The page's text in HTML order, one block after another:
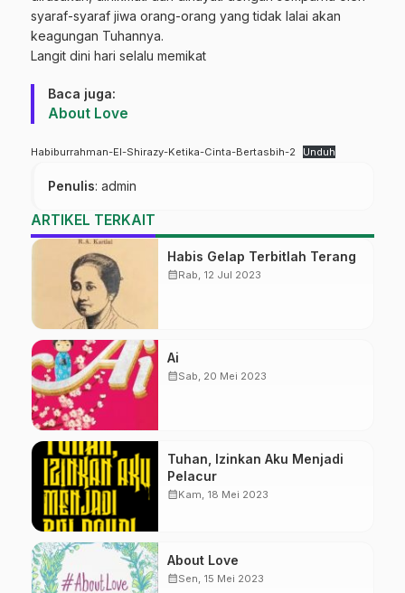
syaraf-syaraf jiwa orang-orang yang tidak lalai akan
keagungan Tuhannya.
Langit dini hari selalu memikat
Baca juga:
About Love
Habiburrahman-El-Shirazy-Ketika-Cinta-Bertasbih-2 Unduh
Penulis: admin
ARTIKEL TERKAIT
Habis Gelap Terbitlah Terang
calendar_monthRab, 12 Jul 2023
Ai
calendar_monthSab, 20 Mei 2023
Tuhan, Izinkan Aku Menjadi
Pelacur
calendar_monthKam, 18 Mei 2023
About Love
calendar_monthSen, 15 Mei 2023